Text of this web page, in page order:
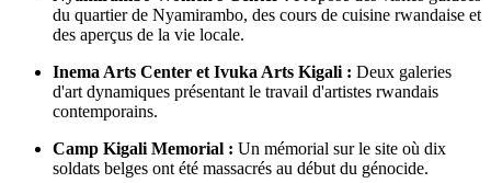
du quartier de Nyamirambo, des cours de cuisine rwandaise et
des aperçus de la vie locale.
Inema Arts Center et Ivuka Arts Kigali : Deux galeries
d'art dynamiques présentant le travail d'artistes rwandais
contemporains.
Camp Kigali Memorial : Un mémorial sur le site où dix
soldats belges ont été massacrés au début du génocide.